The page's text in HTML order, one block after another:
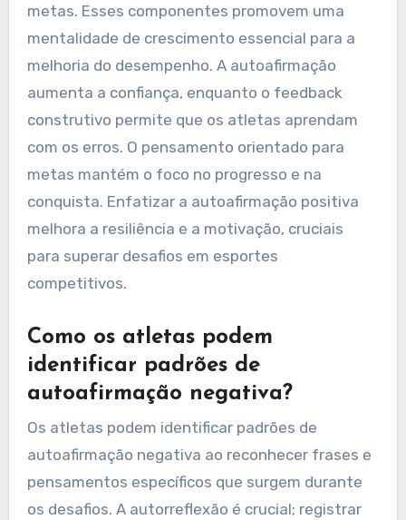
metas. Esses componentes promovem uma
mentalidade de crescimento essencial para a
melhoria do desempenho. A autoafirmação
aumenta a confiança, enquanto o feedback
construtivo permite que os atletas aprendam
com os erros. O pensamento orientado para
metas mantém o foco no progresso e na
conquista. Enfatizar a autoafirmação positiva
melhora a resiliência e a motivação, cruciais
para superar desafios em esportes
competitivos.
Como os atletas podem
identificar padrões de
autoafirmação negativa?
Os atletas podem identificar padrões de
autoafirmação negativa ao reconhecer frases e
pensamentos específicos que surgem durante
os desafios. A autorreflexão é crucial; registrar